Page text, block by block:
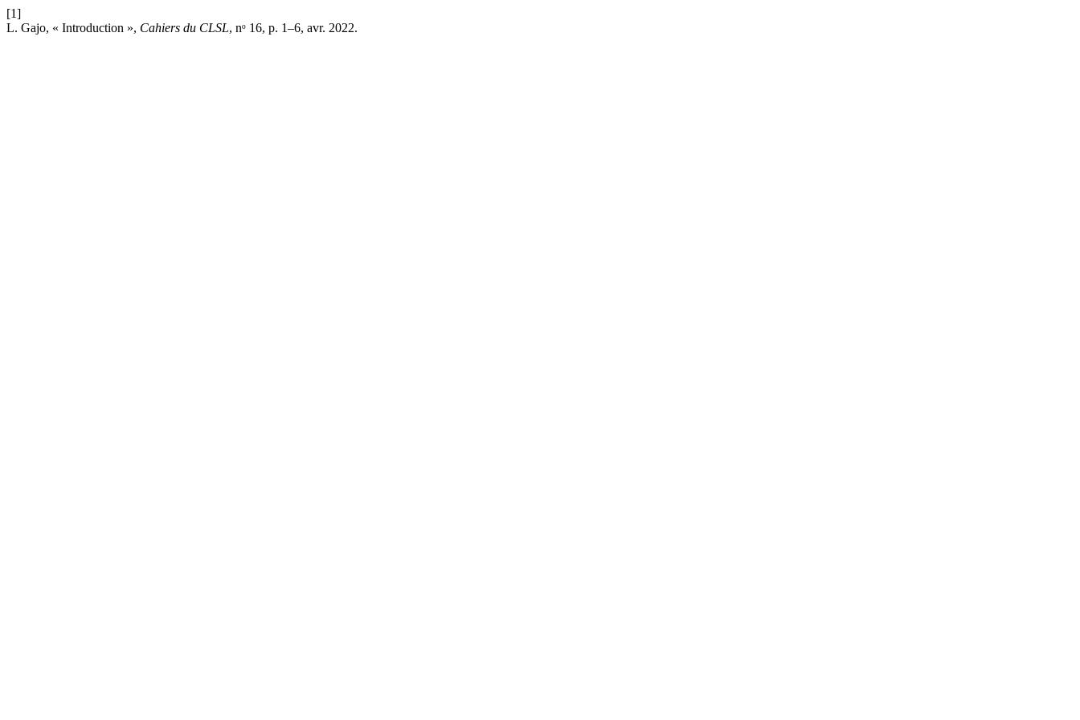
[1]
L. Gajo, « Introduction », Cahiers du CLSL, nᵒ 16, p. 1–6, avr. 2022.